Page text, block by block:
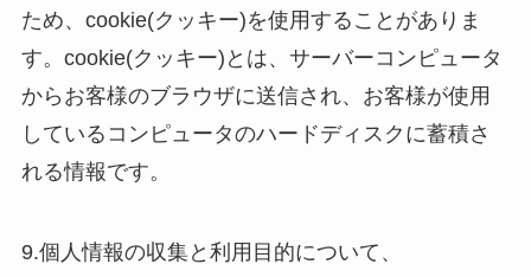
ため、cookie(クッキー)を使用することがありま
す。cookie(クッキー)とは、サーバーコンピュータ
からお客様のブラウザに送信され、お客様が使用
しているコンピュータのハードディスクに蓄積さ
れる情報です。
9.個人情報の収集と利用目的について、